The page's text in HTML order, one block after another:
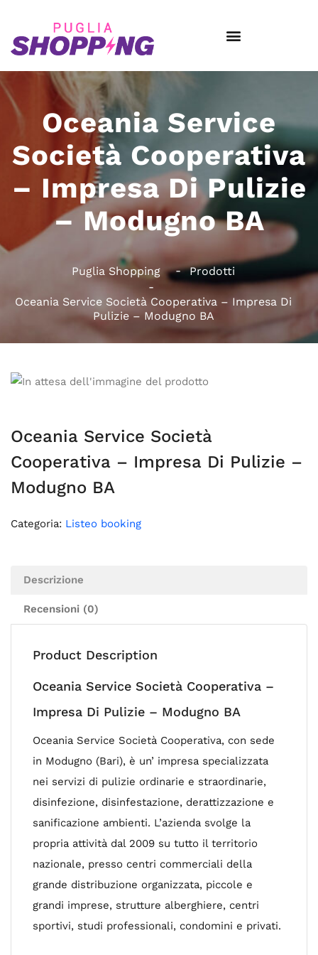
Oceania Service
Società Cooperativa
– Impresa Di Pulizie
– Modugno BA
Puglia Shopping Prodotti
Oceania Service Società Cooperativa – Impresa Di
Pulizie – Modugno BA
Oceania Service Società
Cooperativa – Impresa Di Pulizie –
Modugno BA
Categoria: Listeo booking
Descrizione
Recensioni (0)
Product Description
Oceania Service Società Cooperativa –
Impresa Di Pulizie – Modugno BA
Oceania Service Società Cooperativa, con sede
in Modugno (Bari), è un’ impresa specializzata
nei servizi di pulizie ordinarie e straordinarie,
disinfezione, disinfestazione, derattizzazione e
sanificazione ambienti. L’azienda svolge la
propria attività dal 2009 su tutto il territorio
nazionale, presso centri commerciali della
grande distribuzione organizzata, piccole e
grandi imprese, strutture alberghiere, centri
sportivi, studi professionali, condomini e privati.